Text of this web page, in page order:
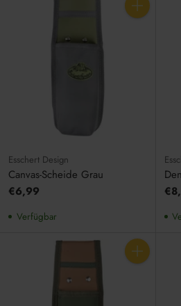
Anzahl
Esschert Design
Canvas-Scheide Grau
€6,99
Verfügbar
Anzahl